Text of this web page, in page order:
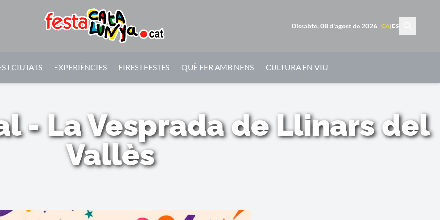
Dissabte, 08 d'agost de 2026 CA| ES
I CIUTATS EXPERIÈNCIES FIRES I FESTES QUÈ FER AMB NENS CULTURA EN VIU
- La Vesprada de Llinars del
Vallès